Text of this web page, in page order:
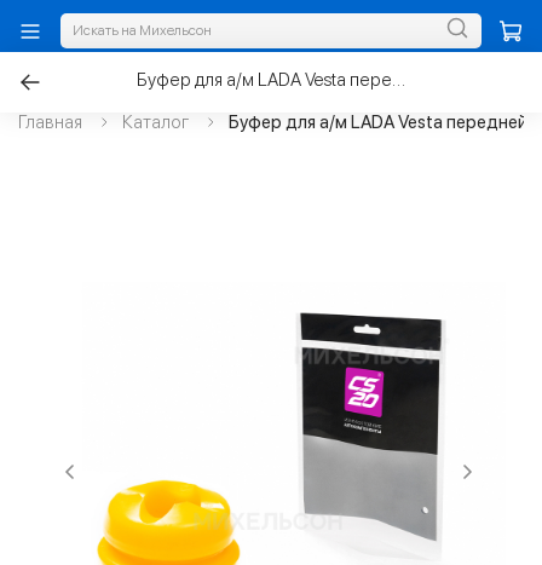
Главная Каталог Буфер для а/м LADA Vesta передней